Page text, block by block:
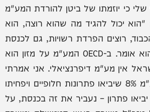
כי יוזמתו של ביטן להורדת המע"מ
יכול להגיד מה שהוא רוצה, הוא
רוצים הפרדת רשויות, גם לכנסת
יש מה להגיד. אז הוא אומר. ב-OECD המע"מ על מזון הוא
מ-8%. בישראל אין מע"מ דיפרנציאלי. אני אמרתי
שאם לא רוצים מע"מ 8% שיביאו פתרונות חלופיים ויפחיתו
פתרון – נעביר את זה בכנסת, על